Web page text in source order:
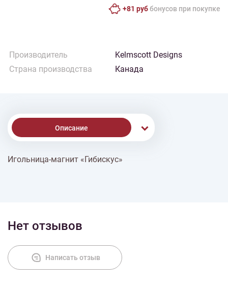
+81 руббонусов при покупке
Производитель
Kelmscott Designs
Страна производства
Канада
Описание
% Скидки
Игольница-магнит «Гибискус»
Нет отзывов
Написать отзыв